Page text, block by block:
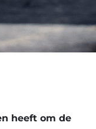
heeft om de